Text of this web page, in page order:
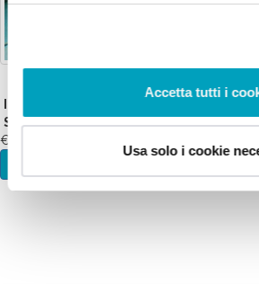
Accetta tutti i
Usa solo i cookie
INGRESSO 3 ORE TERME
SENSORIALI WE E FESTIVI
€ 49